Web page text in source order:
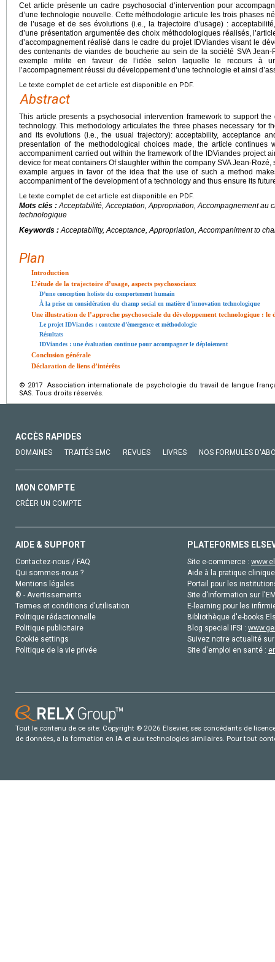
Cet article présente un cadre psychosocial d’intervention pour
d’une technologie nouvelle. Cette méthodologie articule les trois phases
de l’usage et de ses évolutions (i.e., la trajectoire d’usage) :
d’une présentation argumentée des choix méthodologiques réalisés,
d’accompagnement réalisé dans le cadre du projet IDViandes visant le
des contenants de viandes de boucherie au sein de la société SVA
exemple milite en faveur de l’idée selon laquelle le recours à
l’accompagnement réussi du développement d’une technologie et ainsi
Le texte complet de cet article est disponible en PDF.
Abstract
This article presents a psychosocial intervention framework to support
technology. This methodology articulates the three phases necessary for
and its evolutions (i.e., the usual trajectory): acceptability, acceptance
presentation of the methodological choices made, the article continues
accompaniment carried out within the framework of the IDViandes project
device for meat containers Of slaughter within the company SVA Jean-
example argues in favor of the idea that the use of such a method
accompaniment of the development of a technology and thus ensure its
Le texte complet de cet article est disponible en PDF.
Mots clés : Acceptabilité, Acceptation, Appropriation, Accompagnement au
technologique
Keywords : Acceptability, Acceptance, Appropriation, Accompaniment to
Plan
Introduction
L’étude de la trajectoire d’usage, aspects psychosociaux
D’une conception holiste du comportement humain
À la prise en considération du champ social en matière d’innovation technologique
Une illustration de l’approche psychosociale du développement technologique : le
Le projet IDViandes : contexte d’émergence et méthodologie
Résultats
IDViandes : une évaluation continue pour accompagner le déploiement
Conclusion générale
Déclaration de liens d’intérêts
© 2017 Association internationale de psychologie du travail de langue
SAS. Tous droits réservés.
ACCÈS RAPIDES
DOMAINES TRAITÉS EMC REVUES LIVRES NOS FORMULES
MON COMPTE
CRÉER UN COMPTE
AIDE & SUPPORT
Contactez-nous / FAQ
Qui sommes-nous ?
Mentions légales
© - Avertissements
Termes et conditions d'utilisation
Politique rédactionnelle
Politique publicitaire
Cookie settings
Politique de la vie privée
PLATEFORMES
Site e-commerce :
Aide à la pratique
Portail pour les
Site d'information sur
E-learning pour les
Bibliothèque d'e-books
Blog special IFSI :
Suivez notre actualité
Site d'emploi en santé :
Tout le contenu de ce site: Copyright © 2026 Elsevier, ses concédants de
de données, a la formation en IA et aux technologies similaires. Pour tout